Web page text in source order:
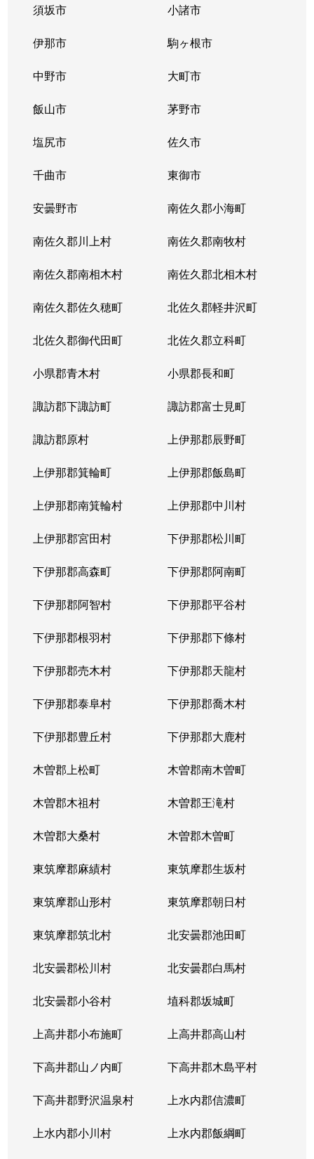
須坂市 小諸市
伊那市 駒ヶ根市
中野市 大町市
飯山市 茅野市
塩尻市 佐久市
千曲市 東御市
安曇野市 南佐久郡小海町
南佐久郡川上村 南佐久郡南牧村
南佐久郡南相木村 南佐久郡北相木村
南佐久郡佐久穂町 北佐久郡軽井沢町
北佐久郡御代田町 北佐久郡立科町
小県郡青木村 小県郡長和町
諏訪郡下諏訪町 諏訪郡富士見町
諏訪郡原村 上伊那郡辰野町
上伊那郡箕輪町 上伊那郡飯島町
上伊那郡南箕輪村 上伊那郡中川村
上伊那郡宮田村 下伊那郡松川町
下伊那郡高森町 下伊那郡阿南町
下伊那郡阿智村 下伊那郡平谷村
下伊那郡根羽村 下伊那郡下條村
下伊那郡売木村 下伊那郡天龍村
下伊那郡泰阜村 下伊那郡喬木村
下伊那郡豊丘村 下伊那郡大鹿村
木曽郡上松町 木曽郡南木曽町
木曽郡木祖村 木曽郡王滝村
木曽郡大桑村 木曽郡木曽町
東筑摩郡麻績村 東筑摩郡生坂村
東筑摩郡山形村 東筑摩郡朝日村
東筑摩郡筑北村 北安曇郡池田町
北安曇郡松川村 北安曇郡白馬村
北安曇郡小谷村 埴科郡坂城町
上高井郡小布施町 上高井郡高山村
下高井郡山ノ内町 下高井郡木島平村
下高井郡野沢温泉村 上水内郡信濃町
上水内郡小川村 上水内郡飯綱町